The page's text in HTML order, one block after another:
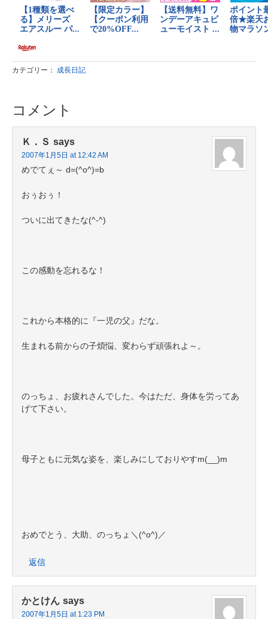
カテゴリー： 成長日記
コメント
Ｋ．Ｓ says
2007年1月5日 at 12:42 AM
めでてぇ～ d=(^o^)=b
おぅおぅ！
ついに出てきたな(^-^)
この感動を忘れるな！
これから本格的に『一児の父』だな。
生まれる前からの子煩悩、変わらず頑張れよ～。
のっちょ、お疲れさんでした。今はただ、身体を労ってあ
げて下さい。
母子ともに元気な姿を、楽しみにしておりやすm(__)m
おめでとう、大助、のっちょ＼(^o^)／
返信
かとけん says
2007年1月5日 at 1:23 PM